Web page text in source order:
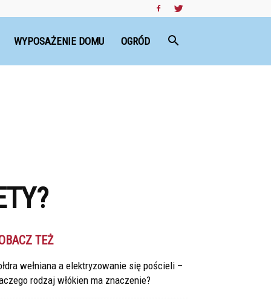
WYPOSAŻENIE DOMU OGRÓD
TEŻ
wełniana a elektryzowanie się pościeli –
rodzaj włókien ma znaczenie?